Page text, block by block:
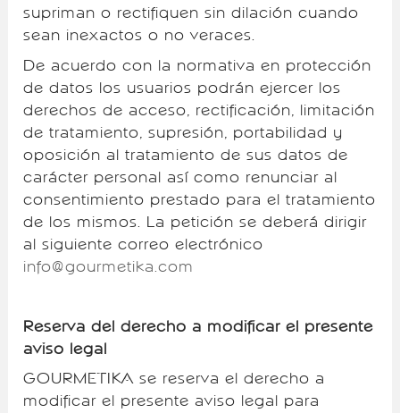
supriman o rectifiquen sin dilación cuando
sean inexactos o no veraces.
De acuerdo con la normativa en protección
de datos los usuarios podrán ejercer los
derechos de acceso, rectificación, limitación
de tratamiento, supresión, portabilidad y
oposición al tratamiento de sus datos de
carácter personal así como renunciar al
consentimiento prestado para el tratamiento
de los mismos. La petición se deberá dirigir
al siguiente correo electrónico
info@gourmetika.com
Reserva del derecho a modificar el presente
aviso legal
GOURMETIKA se reserva el derecho a
modificar el presente aviso legal para